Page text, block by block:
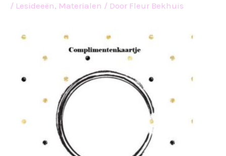
/ Lesideeën, Materialen / Door Fleur Bekhuis